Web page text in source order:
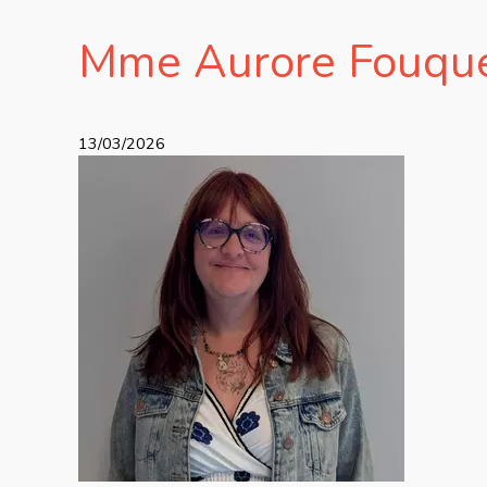
Mme Aurore
13/03/2026